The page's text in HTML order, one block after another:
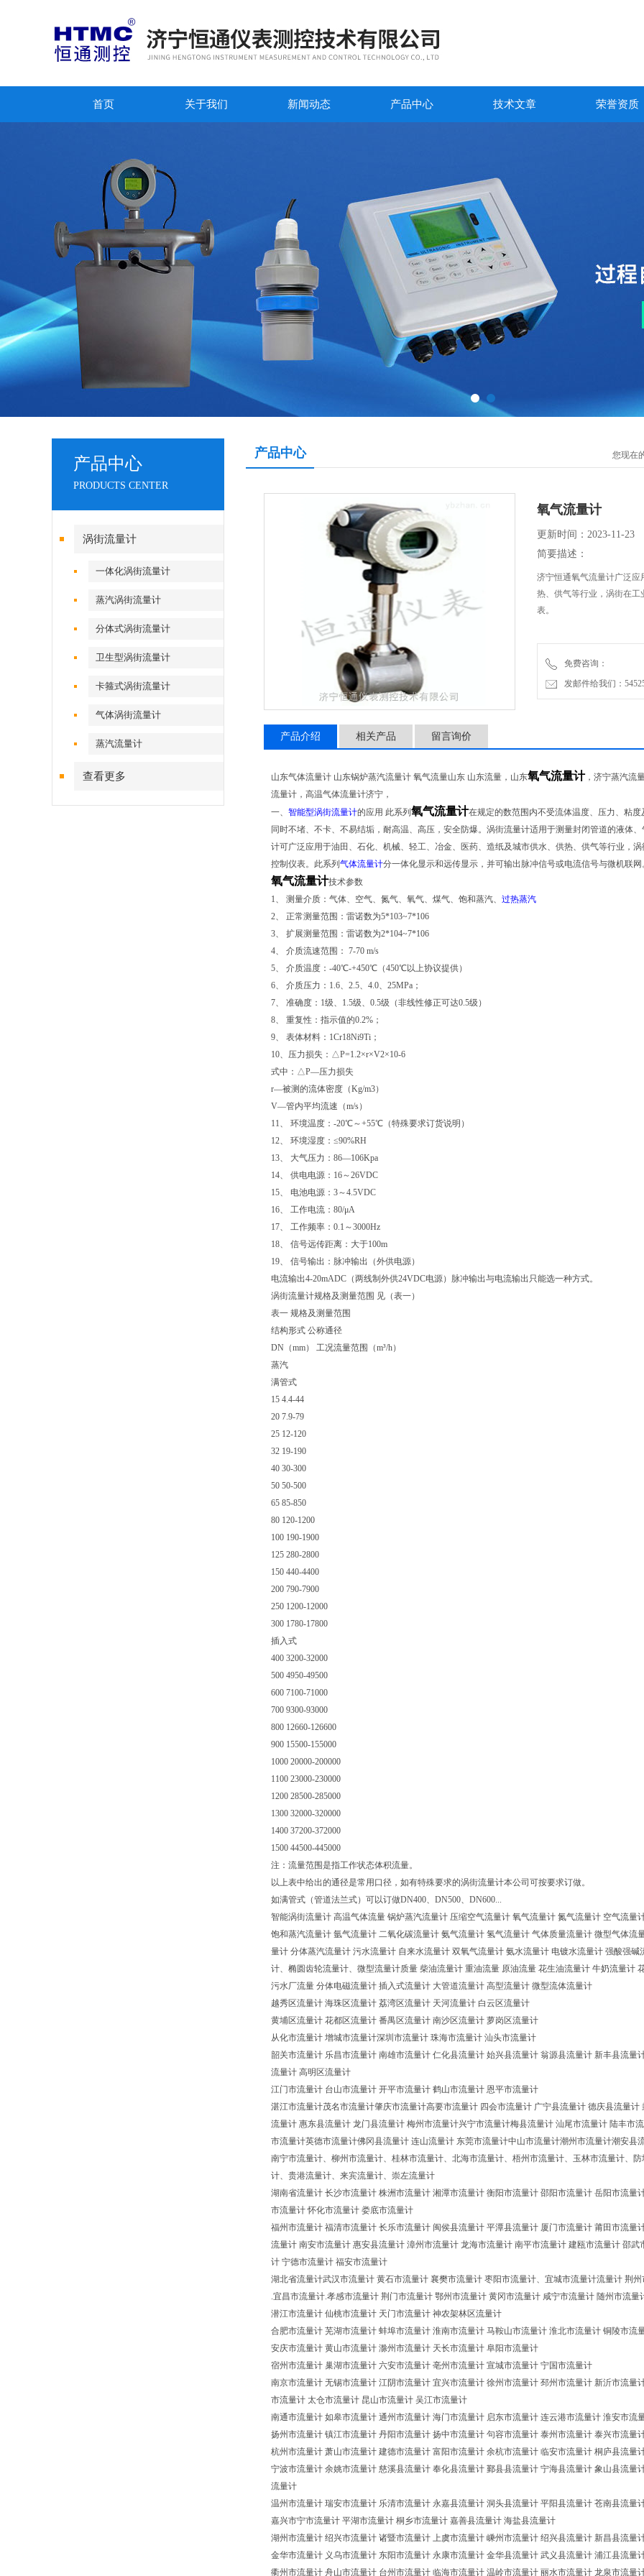
首页 关于我们 新闻动态 产品中心 技术文章 荣誉资质
产品中心
PRODUCTS CENTER
涡街流量计
一体化涡街流量计
蒸汽涡街流量计
分体式涡街流量计
卫生型涡街流量计
卡箍式涡街流量计
气体涡街流量计
蒸汽流量计
查看更多
产品中心 您现在
氧气流量计
更新时间：2023-11-23
简要描述：
济宁恒通氧气流量计广泛
热、供气等行业，涡街在
表。
免费咨询：
发邮件给我们：
产品介绍 相关产品 留言询价
山东气体流量计 山东锅炉蒸汽流量计 氧气流量山东 山东流量， 山东氧气流量计， 济宁蒸汽流
流量计，高温气体流量计济宁 ，
一、 智能型涡街流量计的应用 此系列 氧气流量计在规定的数范围内不受流体温度、压力、粘
同时不堵、不卡、不易结垢，耐高温、高压，安全防爆。涡街流量计适用于测量封闭管道的液体
计可广泛应用于油田、石化、机械、轻工、冶金、医药、造纸及城市供水、供热、供气等行业，
控制仪表。此系列 气体流量计分一体化显示和远传显示，并可输出脉冲信号或电流信号与微机联网
氧气流量计技术参数
1、 测量介质：气体、空气、氮气、氧气、煤气、饱和蒸汽、 过热蒸汽
2、 正常测量范围：雷诺数为5*103~7*106
3、 扩展测量范围：雷诺数为2*104~7*106
4、 介质流速范围： 7-70 m/s
5、 介质温度：-40℃-+450℃（450℃以上协议提供）
6、 介质压力：1.6、2.5、4.0、25MPa；
7、 准确度：1级、1.5级、0.5级（非线性修正可达0.5级）
8、 重复性：指示值的0.2%；
9、 表体材料：1Cr18Ni9Ti；
10、压力损失：△P=1.2×r×V2×10-6
式中：△P—压力损失
r—被测的流体密度（Kg/m3）
V—管内平均流速（m/s）
11、 环境温度：-20℃～+55℃（特殊要求订货说明）
12、 环境湿度：≤90%RH
13、 大气压力：86—106Kpa
14、 供电电源：16～26VDC
15、 电池电源：3～4.5VDC
16、 工作电流：80/μA
17、 工作频率：0.1～3000Hz
18、 信号远传距离：大于100m
19、 信号输出：脉冲输出（外供电源）
电流输出4-20mADC（两线制外供24VDC电源）脉冲输出与电流输出只能选一种方式。
涡街流量计规格及测量范围 见（表一）
表一 规格及测量范围
结构形式 公称通径
DN（mm） 工况流量范围（m³/h）
蒸汽
满管式
15 4.4-44
20 7.9-79
25 12-120
32 19-190
40 30-300
50 50-500
65 85-850
80 120-1200
100 190-1900
125 280-2800
150 440-4400
200 790-7900
250 1200-12000
300 1780-17800
插入式
400 3200-32000
500 4950-49500
600 7100-71000
700 9300-93000
800 12660-126600
900 15500-155000
1000 20000-200000
1100 23000-230000
1200 28500-285000
1300 32000-320000
1400 37200-372000
1500 44500-445000
注：流量范围是指工作状态体积流量。
以上表中给出的通径是常用口径，如有特殊要求的涡街流量计本公司可按要求订做。
如满管式（管道法兰式）可以订做DN400、DN500、DN600...
智能涡街流量计 高温气体流量 锅炉蒸汽流量计 压缩空气流量计 氧气流量计 氮气流量计 空气流量
饱和蒸汽流量计 氩气流量计 二氧化碳流量计 氨气流量计 氢气流量计 气体质量流量计 微型气体
量计 分体蒸汽流量计 污水流量计 自来水流量计 双氧气流量计 氨水流量计 电镀水流量计 强酸强
计、椭圆齿轮流量计、微型流量计质量 柴油流量计 重油流量 原油流量 花生油流量计 牛奶流量计
污水厂流量 分体电磁流量计 插入式流量计 大管道流量计 高型流量计 微型流体流量计
越秀区流量计 海珠区流量计 荔湾区流量计 天河流量计 白云区流量计
黄埔区流量计 花都区流量计 番禺区流量计 南沙区流量计 萝岗区流量计
从化市流量计 增城市流量计深圳市流量计 珠海市流量计 汕头市流量计
韶关市流量计 乐昌市流量计 南雄市流量计 仁化县流量计 始兴县流量计 翁源县流量计 新丰县流
流量计 高明区流量计
江门市流量计 台山市流量计 开平市流量计 鹤山市流量计 恩平市流量计
湛江市流量计茂名市流量计肇庆市流量计高要市流量计 四会市流量计 广宁县流量计 德庆县流量
流量计 惠东县流量计 龙门县流量计 梅州市流量计兴宁市流量计梅县流量计 汕尾市流量计 陆丰市
市流量计英德市流量计佛冈县流量计 连山流量计 东莞市流量计中山市流量计潮州市流量计潮安
南宁市流量计、柳州市流量计、桂林市流量计、北海市流量计、梧州市流量计、玉林市流量计、
计、贵港流量计、来宾流量计、崇左流量计
湖南省流量计 长沙市流量计 株洲市流量计 湘潭市流量计 衡阳市流量计 邵阳市流量计 岳阳市流
市流量计 怀化市流量计 娄底市流量计
福州市流量计 福清市流量计 长乐市流量计 闽侯县流量计 平潭县流量计 厦门市流量计 莆田市流
流量计 南安市流量计 惠安县流量计 漳州市流量计 龙海市流量计 南平市流量计 建瓯市流量计 邵
计 宁德市流量计 福安市流量计
湖北省流量计武汉市流量计 黄石市流量计 襄樊市流量计 枣阳市流量计、宜城市流量计流量计 荆
.宜昌市流量计.孝感市流量计 荆门市流量计 鄂州市流量计 黄冈市流量计 咸宁市流量计 随州市流量
潜江市流量计 仙桃市流量计 天门市流量计 神农架林区流量计
合肥市流量计 芜湖市流量计 蚌埠市流量计 淮南市流量计 马鞍山市流量计 淮北市流量计 铜陵市流
安庆市流量计 黄山市流量计 滁州市流量计 天长市流量计 阜阳市流量计
宿州市流量计 巢湖市流量计 六安市流量计 亳州市流量计 宣城市流量计 宁国市流量计
南京市流量计 无锡市流量计 江阴市流量计 宜兴市流量计 徐州市流量计 邳州市流量计 新沂市流
市流量计 太仓市流量计 昆山市流量计 吴江市流量计
南通市流量计 如皋市流量计 通州市流量计 海门市流量计 启东市流量计 连云港市流量计 淮安市流
扬州市流量计 镇江市流量计 丹阳市流量计 扬中市流量计 句容市流量计 泰州市流量计 泰兴市流
杭州市流量计 萧山市流量计 建德市流量计 富阳市流量计 余杭市流量计 临安市流量计 桐庐县流量
宁波市流量计 余姚市流量计 慈溪县流量计 奉化县流量计 鄞县县流量计 宁海县流量计 象山县流
流量计
温州市流量计 瑞安市流量计 乐清市流量计 永嘉县流量计 洞头县流量计 平阳县流量计 苍南县流量
嘉兴市宁市流量计 平湖市流量计 桐乡市流量计 嘉善县流量计 海盐县流量计
湖州市流量计 绍兴市流量计 诸暨市流量计 上虞市流量计 嵊州市流量计 绍兴县流量计 新昌县流量
金华市流量计 义乌市流量计 东阳市流量计 永康市流量计 金华县流量计 武义县流量计 浦江县流量
衢州市流量计 舟山市流量计 台州市流量计 临海市流量计 温岭市流量计 丽水市流量计 龙泉市流